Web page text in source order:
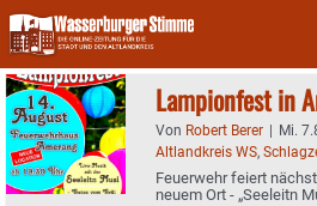
Skip
to
content
Lampionfest in
Von Robert Berer | Mi.
Altlandkreis WS,
Feuerwehr feiert
neuem Ort - „Seeleitn